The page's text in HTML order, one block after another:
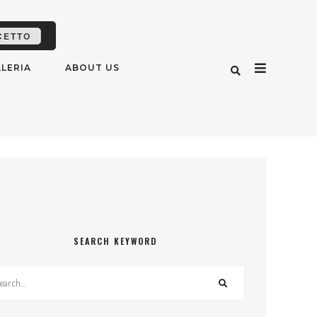
ABOUT US
SEARCH KEYWORD